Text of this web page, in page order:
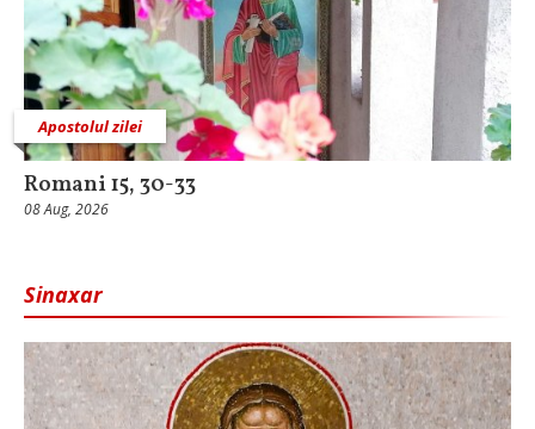
Apostolul zilei
Romani 15, 30-33
08 Aug, 2026
Sinaxar